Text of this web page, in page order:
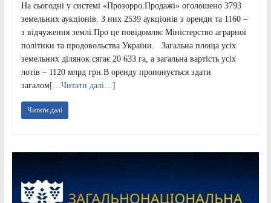
На сьогодні у системі «Прозорро.Продажі» оголошено 3793
земельних аукціонів. З них 2539 аукціонів з оренди та 1160 –
з відчуження землі.Про це повідомляє Міністерство аграрної
політики та продовольства України. Загальна площа усіх
земельних ділянок сягає 20 633 га, а загальна вартість усіх
лотів – 1120 млрд грн.В оренду пропонується здати
загалом[…Читати далі…]
Читати далі